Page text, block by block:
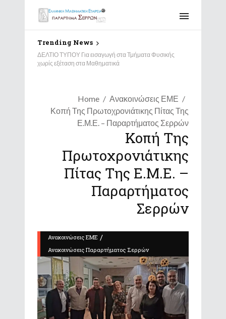
Trending News
ΔΕΛΤΙΟ ΤΥΠΟΥ Για εισαγωγή στα Τμήματα Φυσικής
χωρίς εξέταση στα Μαθηματικά
Home
Ανακοινώσεις ΕΜΕ
Κοπή Της Πρωτοχρονιάτικης Πίτας Της
Ε.Μ.Ε. – Παραρτήματος Σερρών
Κοπή Της
Πρωτοχρονιάτικης
Πίτας Της Ε.Μ.Ε. –
Παραρτήματος
Σερρών
Ανακοινώσεις ΕΜΕ /
Ανακοινώσεις Παραρτήματος Σερρών